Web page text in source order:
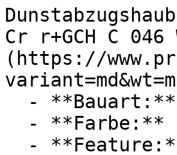
Cr r+GCH C
(https://